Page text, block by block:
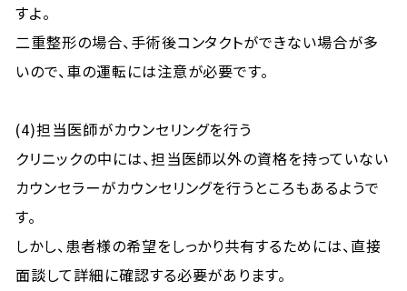
すよ。
二重整形の場合、手術後コンタクトができない場合が多
いので、車の運転には注意が必要です。
(4)担当医師がカウンセリングを行う
クリニックの中には、担当医師以外の資格を持っていない
カウンセラーがカウンセリングを行うところもあるようで
す。
しかし、患者様の希望をしっかり共有するためには、直接
面談して詳細に確認する必要があります。